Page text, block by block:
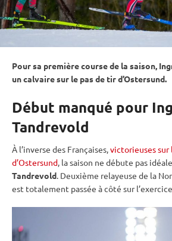
Pour sa première course de la saison,
un calvaire sur le pas de tird’Ostersund.
Début manqué pour
Tandrevold
À l’inverse des Françaises,victorieuses
d’Ostersund, la saison ne débute pas
Tandrevold. Deuxième relayeuse de la
est totalement passée à côté sur